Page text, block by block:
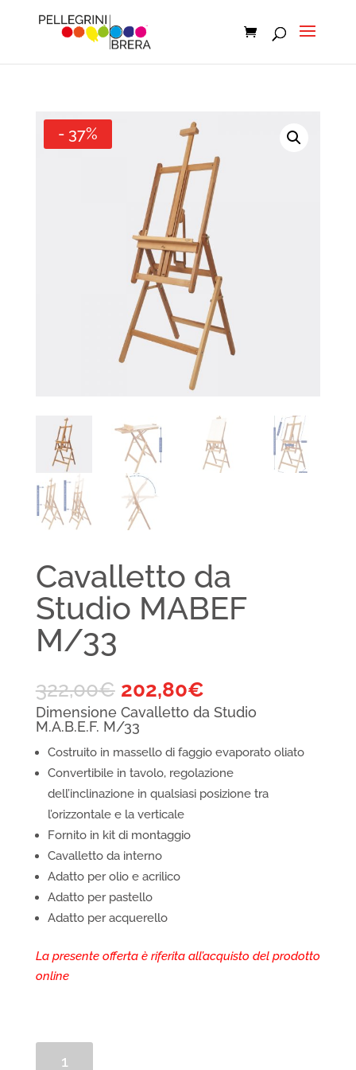
- 37%
Cavalletto da
Studio MABEF
M/33
322,00€ 202,80€
Dimensione Cavalletto da Studio
M.A.B.E.F. M/33
Costruito in massello di faggio evaporato oliato
Convertibile in tavolo, regolazione
dell’inclinazione in qualsiasi posizione tra
l’orizzontale e la verticale
Fornito in kit di montaggio
Cavalletto da interno
Adatto per olio e acrilico
Adatto per pastello
Adatto per acquerello
La presente offerta è riferita all’acquisto del prodotto
online